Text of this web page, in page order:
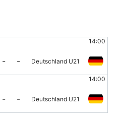
14:00
- - Deutschland U21
14:00
- - Deutschland U21